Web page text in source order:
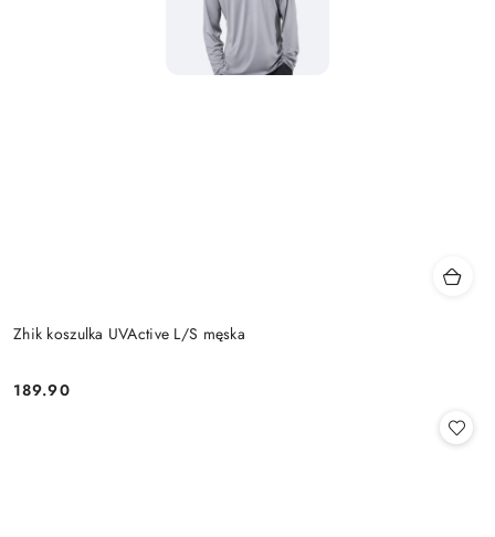
Zhik koszulka UVActive L/S męska
Cena:
189.90